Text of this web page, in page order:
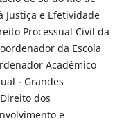
Justiça e Efetividade
Processual Civil da
da Escola
Acadêmico
- Grandes
dos
e